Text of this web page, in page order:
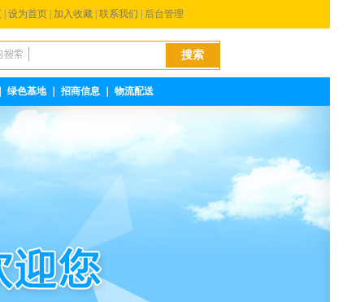
设为首页 加入收藏 联系我们 后台管理
绿色基地｜ 招商信息｜ 物流配送